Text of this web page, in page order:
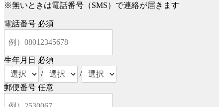
※無いときは電話番号（SMS）で連絡が届きます
電話番号 必須
生年月日 必須
/
/
郵便番号 任意